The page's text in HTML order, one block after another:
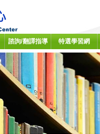
諮詢/翻譯指導 特選學習網